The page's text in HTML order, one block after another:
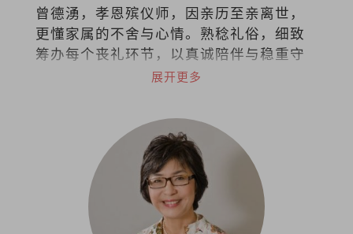
曾德湧，孝恩殡仪师，因亲历至亲离世，
更懂家属的不舍与心情。熟稔礼俗，细致
筹办每个丧礼环节，以真诚陪伴与稳重守
护，让每一份告别更贴近心意。
展开更多